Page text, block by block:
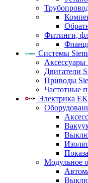
Фитинги,
Системы
Аксессуары
Двигатели
Приводы
Частотные
Электрика
Модульное